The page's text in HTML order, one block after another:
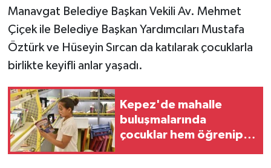
Manavgat Belediye Başkan Vekili Av. Mehmet
Çiçek ile Belediye Başkan Yardımcıları Mustafa
Öztürk ve Hüseyin Sırcan da katılarak çocuklarla
birlikte keyifli anlar yaşadı.
Kepez'de mahalle
buluşmalarında
çocuklar hem öğrenip